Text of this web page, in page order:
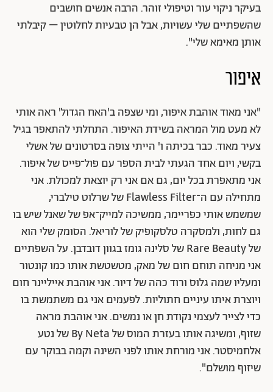
בעיקר ניקוי עור וטיפולי זוהר. הרבה אנשים חושבים
שהשפתיים שלי עשויות, אבל הן טבעיות לחלוטין – קיבלתי
אותן מאימא שלי".
איפור
"אני מאוד אוהבת איפור, ומי שצפה ב'האח הגדול' ראה אותי
לא מעט מול המראה בשידת האיפור. התחלתי להתאפר בגיל
צעיר מאוד. כבר בכיתה ו' הייתי צופה בסרטונים של אשלי
בקשי, ויום אחד הגעתי לבית הספר עם פול־פייס של איפור.
אני מתאפרת בכל יום, גם אם אני רק יוצאת למכולת. אני
מתחילה עם ה־Flawless Filter של שרלוט טילברי,
שמשמש אותי כפריימר, ממשיכה למייק־אפ של שאנל שיש בו
גם לחות, ולמסקרה טלסקופיק של לוריאל. הסומק שלי הוא
של Rare Beauty של סלינה גומז בגוון דובדבן. על השפתיים
אני מניחה תוחם חום של מאק, מטשטשת אותו כמו קונטור
ומעליו שמה גלוס ורוד כהה של דיור. אני אוהבת אייליינר חום
ויוצרת איתו עיניים חתוליות. לפעמים אני גם משתמשת בו
כדי לצייר לעצמי נקודת חן או נמשים. אני אוהבת מראה
שזוף, ומשיגה אותו בעזרת המוס של By Neta של נטע
אלחמיסטר. אני מורחת אותו לפני השינה וקמה בבוקר עם
שיזוף מושלם".